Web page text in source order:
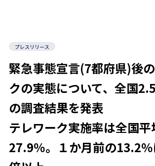
プレスリリース
緊急事態宣言(7都府県)後
クの実態について、全国
の調査結果を発表
テレワーク実施率は全国平
27.9％。１か月前の13.2％